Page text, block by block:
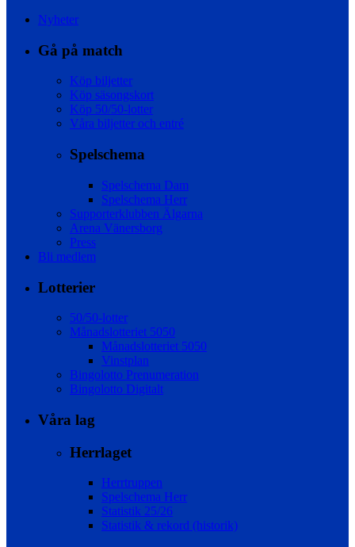
Nyheter
Gå på match
Köp biljetter
Köp säsongskort
Köp 50/50-lotter
Våra biljetter och entré
Spelschema
Spelschema Dam
Spelschema Herr
Supporterklubben Älgarna
Arena Vänersborg
Press
Bli medlem
Lotterier
50/50-lotter
Månadslotteriet 5050
Månadslotteriet 5050
Vinstplan
Bingolotto Prenumeration
Bingolotto Digitalt
Våra lag
Herrlaget
Herrtruppen
Spelschema Herr
Statistik 25/26
Statistik & rekord (historik)